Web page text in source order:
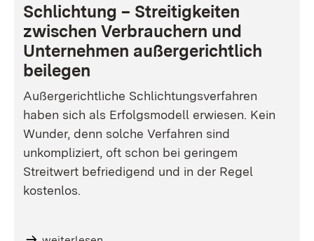
Schlichtung – Streitigkeiten
zwischen Verbrauchern und
Unternehmen außergerichtlich
beilegen
Außergerichtliche Schlichtungsverfahren
haben sich als Erfolgsmodell erwiesen. Kein
Wunder, denn solche Verfahren sind
unkompliziert, oft schon bei geringem
Streitwert befriedigend und in der Regel
kostenlos.